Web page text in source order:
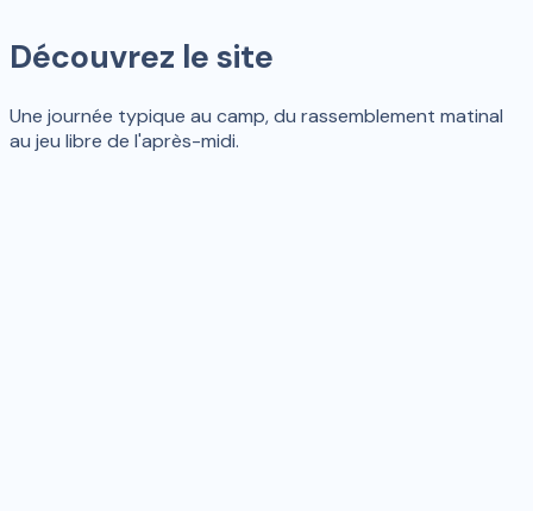
Découvrez le site
Une journée typique au camp, du rassemblement matinal
au jeu libre de l'après-midi.